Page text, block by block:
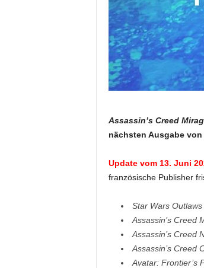
Assassin’s Creed
nächsten Ausgabe
Update vom 13. Juni
französische Publisher
Star Wars Outlaws
Assassin’s Creed
Assassin’s Creed
Assassin’s Creed
Avatar: Frontier’s